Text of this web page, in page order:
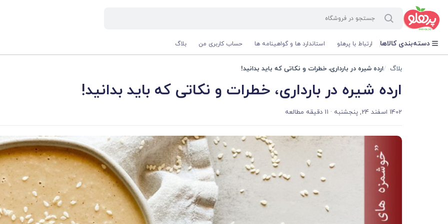
دسته‌بندی کالاها ارتباط با پرهلو استاندارد ها و گواهینامه ها حساب کاربری من بلاگ
بلاگ ارده شیره در بارداری، خطرات و نکاتی که باید بدانید!
ارده شیره در بارداری، خطرات و نکاتی که باید بدانید!
1402 اسفند 24, پنجشنبه · 11 دقیقه مطالعه